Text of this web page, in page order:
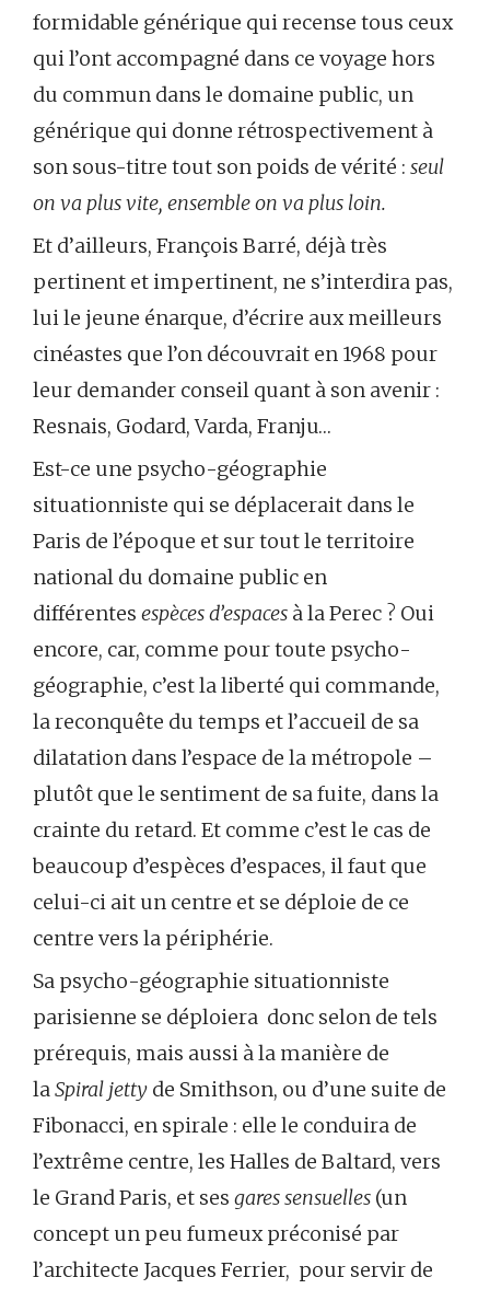
formidable générique qui recense tous ceux
qui l’ont accompagné dans ce voyage hors
du commun dans le domaine public, un
générique qui donne rétrospectivement à
son sous-titre tout son poids de vérité : seul
on va plus vite, ensemble on va plus loin.
Et d’ailleurs, François Barré, déjà très
pertinent et impertinent, ne s’interdira pas,
lui le jeune énarque, d’écrire aux meilleurs
cinéastes que l’on découvrait en 1968 pour
leur demander conseil quant à son avenir :
Resnais, Godard, Varda, Franju…
Est-ce une psycho-géographie
situationniste qui se déplacerait dans le
Paris de l’époque et sur tout le territoire
national du domaine public en
différentes espèces d’espaces à la Perec ? Oui
encore, car, comme pour toute psycho-
géographie, c’est la liberté qui commande,
la reconquête du temps et l’accueil de sa
dilatation dans l’espace de la métropole –
plutôt que le sentiment de sa fuite, dans la
crainte du retard. Et comme c’est le cas de
beaucoup d’espèces d’espaces, il faut que
celui-ci ait un centre et se déploie de ce
centre vers la périphérie.
Sa psycho-géographie situationniste
parisienne se déploiera donc selon de tels
prérequis, mais aussi à la manière de
laSpiral jetty de Smithson, ou d’une suite de
Fibonacci, en spirale : elle le conduira de
l’extrême centre, les Halles de Baltard, vers
le Grand Paris, et ses gares sensuelles (un
concept un peu fumeux préconisé par
l’architecte Jacques Ferrier, pour servir de